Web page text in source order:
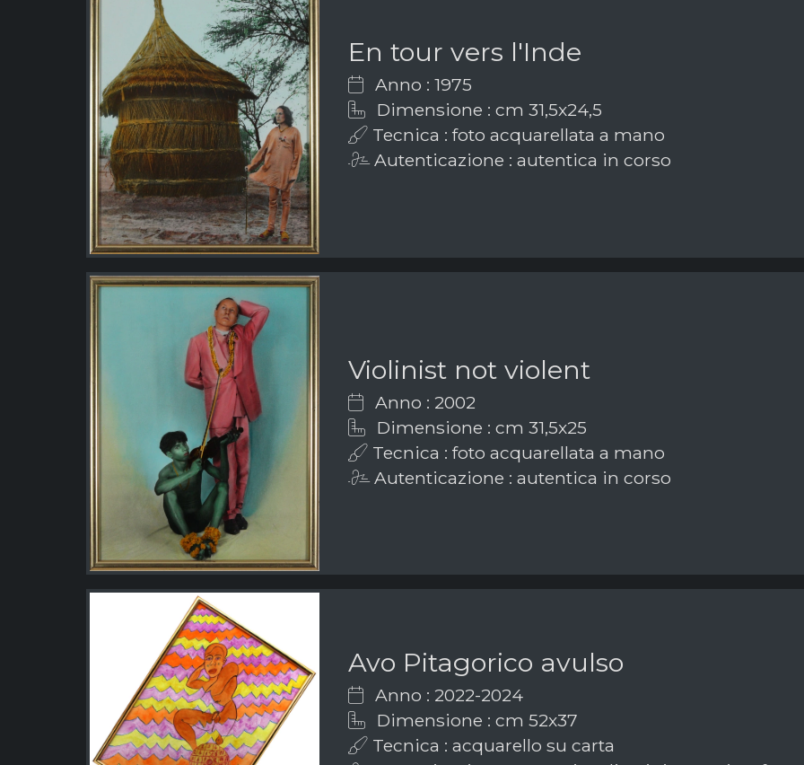
En tour vers l'Inde
Anno : 1975
Dimensione : cm 31,5x24,5
Tecnica : foto acquarellata a mano
Autenticazione : autentica in corso
Violinist not violent
Anno : 2002
Dimensione : cm 31,5x25
Tecnica : foto acquarellata a mano
Autenticazione : autentica in corso
Avo Pitagorico avulso
Anno : 2022-2024
Dimensione : cm 52x37
Tecnica : acquarello su carta